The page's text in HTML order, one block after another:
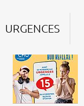
URGENCES